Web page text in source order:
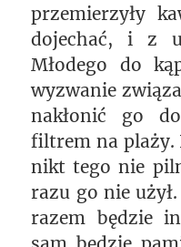
przemierzyły
dojechać, i z
Młodego do
wyzwanie
nakłonić go
filtrem na plaży.
nikt tego nie
razu go nie
razem będzie